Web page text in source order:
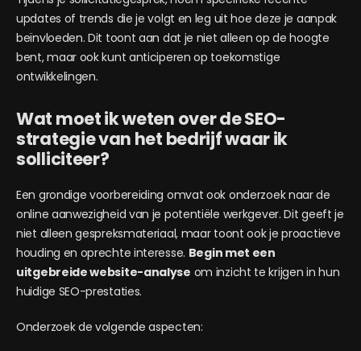
updates of trends die je volgt en leg uit hoe deze je aanpak
beïnvloeden. Dit toont aan dat je niet alleen op de hoogte
bent, maar ook kunt anticiperen op toekomstige
ontwikkelingen.
Wat moet ik weten over de SEO-
strategie van het bedrijf waar ik
solliciteer?
Een grondige voorbereiding omvat ook onderzoek naar de
online aanwezigheid van je potentiële werkgever. Dit geeft je
niet alleen gespreksmateriaal, maar toont ook je proactieve
houding en oprechte interesse. Begin met een
uitgebreide website-analyse om inzicht te krijgen in hun
huidige SEO-prestaties.
Onderzoek de volgende aspecten: